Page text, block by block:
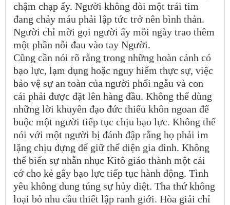
chậm chạp ấy. Người không đòi một trái tim
đang chảy máu phải lập tức trở nên bình thản.
Người chỉ mời gọi người ấy mỗi ngày trao thêm
một phần nỗi đau vào tay Người.
Cũng cần nói rõ rằng trong những hoàn cảnh có
bạo lực, lạm dụng hoặc nguy hiểm thực sự, việc
bảo vệ sự an toàn của người phối ngẫu và con
cái phải được đặt lên hàng đầu. Không thể dùng
những lời khuyên đạo đức thiếu khôn ngoan để
buộc một người tiếp tục chịu bạo lực. Không thể
nói với một người bị đánh đập rằng họ phải im
lặng chịu đựng để giữ thể diện gia đình. Không
thể biến sự nhẫn nhục Kitô giáo thành một cái
cớ cho kẻ gây bạo lực tiếp tục hành động. Tình
yêu không dung túng sự hủy diệt. Tha thứ không
loại bỏ nhu cầu thiết lập ranh giới. Hòa giải chỉ